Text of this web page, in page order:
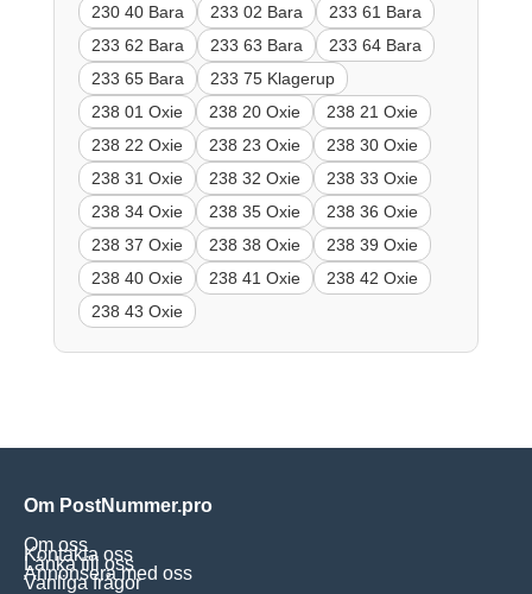
230 40 Bara 233 02 Bara
233 61 Bara
233 62 Bara
233 63 Bara
233 64 Bara
233 65 Bara
233 75 Klagerup
238 01 Oxie
238 20 Oxie
238 21 Oxie
238 22 Oxie
238 23 Oxie
238 30 Oxie
238 31 Oxie
238 32 Oxie
238 33 Oxie
238 34 Oxie
238 35 Oxie
238 36 Oxie
238 37 Oxie
238 38 Oxie
238 39 Oxie
238 40 Oxie
238 41 Oxie
238 42 Oxie
238 43 Oxie
Om PostNummer.pro
Om oss
Kontakta oss
Länka till oss
Annonsera med oss
Vanliga frågor